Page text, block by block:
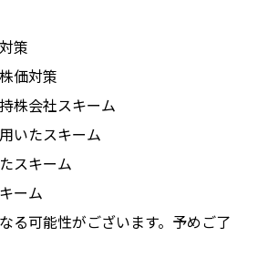
策
価対策
株会社スキーム
いたスキーム
スキーム
ーム
る可能性がございます。予めご了